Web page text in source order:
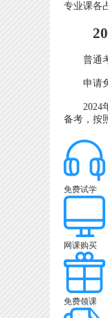
专业课各
普通考
申请免
2024年
备考，按
免费试学
网课购买
免费领课